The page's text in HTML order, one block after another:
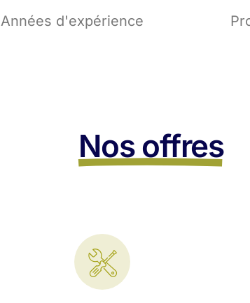
Années d'expérience
Nos offres